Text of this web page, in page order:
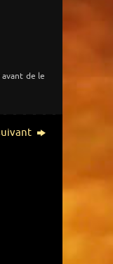
de le